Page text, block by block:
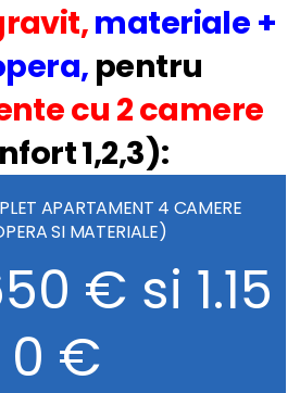
materiale +
pentru
cu 2 camere
1,2,3):
APARTAMENT 4 CAMERE
SI MATERIALE)
€ si 1.15
0 €